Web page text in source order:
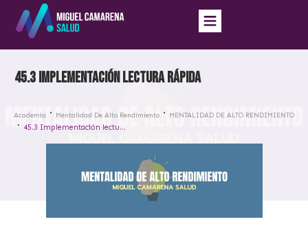
45.3 Implementación lectura rápida
Academia Mentalidad De Alto Rendimiento MENTALIDAD DE ALTO RENDIMIENTO
45.3 Implementación lectura rápida